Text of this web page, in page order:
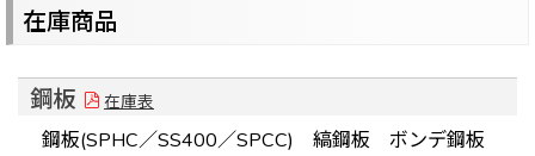
在庫商品
鋼板 在庫表
鋼板(SPHC／SS400／SPCC) 縞鋼板 ボンデ鋼板